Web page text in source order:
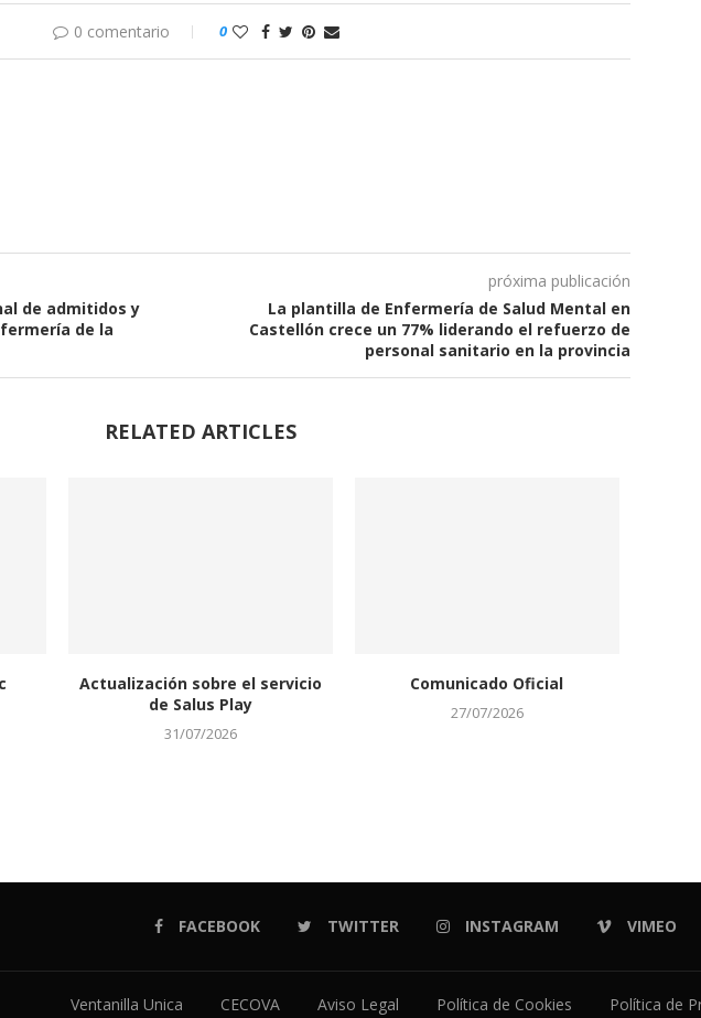
0 comentario 0
de admitidos y
de la
próxima publicación
La plantilla de Enfermería de Salud Mental en
Castellón crece un 77% liderando el refuerzo de
personal sanitario en la provincia
RELATED ARTICLES
Actualización sobre el servicio
de Salus Play
31/07/2026
Comunicado Oficial
27/07/2026
FACEBOOK TWITTER INSTAGRAM VIMEO
Ventanilla Unica CECOVA Aviso Legal Política de Cookies Política de